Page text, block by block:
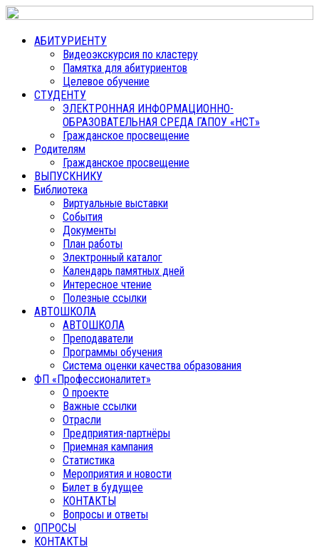
АБИТУРИЕНТУ
Видеоэкскурсия по кластеру
Памятка для абитуриентов
Целевое обучение
СТУДЕНТУ
ЭЛЕКТРОННАЯ ИНФОРМАЦИОННО-
ОБРАЗОВАТЕЛЬНАЯ СРЕДА ГАПОУ «НСТ»
Гражданское просвещение
Родителям
Гражданское просвещение
ВЫПУСКНИКУ
Библиотека
Виртуальные выставки
События
Документы
План работы
Электронный каталог
Календарь памятных дней
Интересное чтение
Полезные ссылки
АВТОШКОЛА
АВТОШКОЛА
Преподаватели
Программы обучения
Система оценки качества образования
ФП «Профессионалитет»
О проекте
Важные ссылки
Отрасли
Предприятия-партнёры
Приемная кампания
Статистика
Мероприятия и новости
Билет в будущее
КОНТАКТЫ
Вопросы и ответы
ОПРОСЫ
КОНТАКТЫ